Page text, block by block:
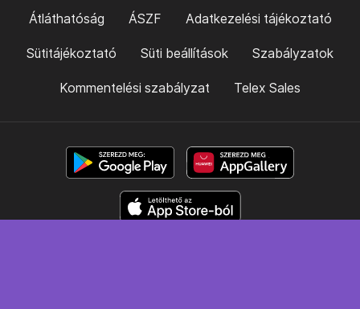
Átláthatóság ÁSZF Adatkezelési tájékoztató
Sütitájékoztató Süti beállítások Szabályzatok
Kommentelési szabályzat Telex Sales